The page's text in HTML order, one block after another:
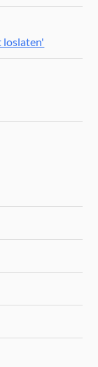
loslaten'